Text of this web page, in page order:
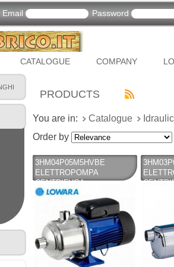
Email Password
CATALOGUE COMPANY
PRODUCTS
You are in: Catalogue
Order by
3HM04P05M5HVBE
ELETTROPOMPA
CENTRIFUGA
MULTISTADIO SILENZIOSA
- LOWARA - LOWARA